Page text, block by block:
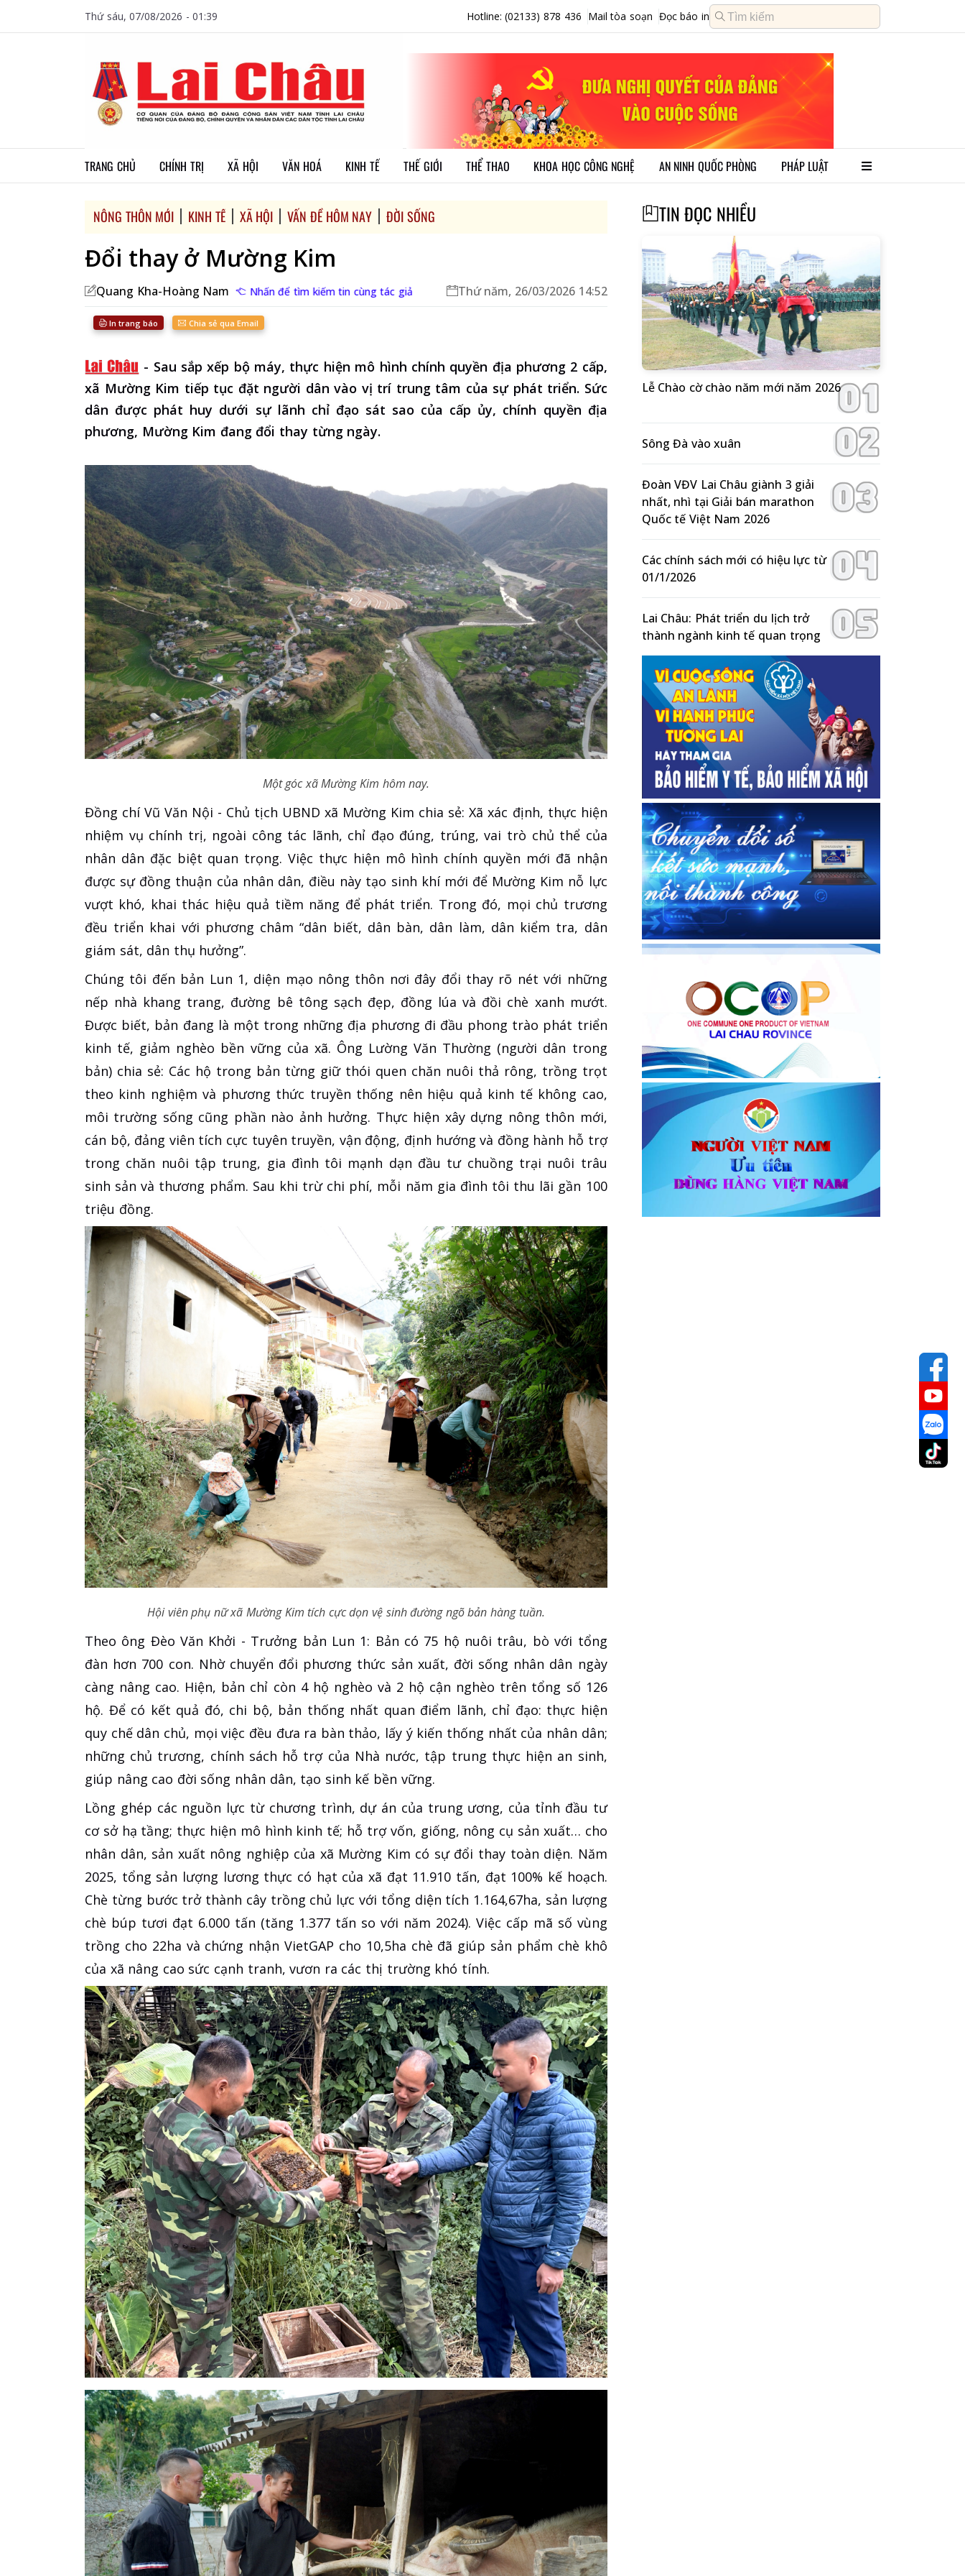
Thứ sáu, 07/08/2026 - 01:39 Hotline: (02133) 878 436 Mail tòa soạn Đọc báo in
TRANG CHỦ CHÍNH TRỊ XÃ HỘI VĂN HOÁ KINH TẾ THẾ GIỚI THỂ THAO KHOA HỌC CÔNG NGHỆ AN NINH QUỐC PHÒNG PHÁP LUẬT
NÔNG THÔN MỚI KINH TẾ XÃ HỘI VẤN ĐỀ HÔM NAY ĐỜI SỐNG
Đổi thay ở Mường Kim
Quang Kha-Hoàng Nam Nhấn để tìm kiếm tin cùng tác giả Thứ năm, 26/03/2026 14:52
In trang báo Chia sẻ qua Email
- Sau sắp xếp bộ máy, thực hiện mô hình chính quyền địa phương 2 cấp,
xã Mường Kim tiếp tục đặt người dân vào vị trí trung tâm của sự phát triển. Sức
dân được phát huy dưới sự lãnh chỉ đạo sát sao của cấp ủy, chính quyền địa
phương, Mường Kim đang đổi thay từng ngày.
Một góc xã Mường Kim hôm nay.
Đồng chí Vũ Văn Nội - Chủ tịch UBND xã Mường Kim chia sẻ: Xã xác định, thực hiện
nhiệm vụ chính trị, ngoài công tác lãnh, chỉ đạo đúng, trúng, vai trò chủ thể của
nhân dân đặc biệt quan trọng. Việc thực hiện mô hình chính quyền mới đã nhận
được sự đồng thuận của nhân dân, điều này tạo sinh khí mới để Mường Kim nỗ lực
vượt khó, khai thác hiệu quả tiềm năng để phát triển. Trong đó, mọi chủ trương
đều triển khai với phương châm “dân biết, dân bàn, dân làm, dân kiểm tra, dân
giám sát, dân thụ hưởng”.
Chúng tôi đến bản Lun 1, diện mạo nông thôn nơi đây đổi thay rõ nét với những
nếp nhà khang trang, đường bê tông sạch đẹp, đồng lúa và đồi chè xanh mướt.
Được biết, bản đang là một trong những địa phương đi đầu phong trào phát triển
kinh tế, giảm nghèo bền vững của xã. Ông Lường Văn Thường (người dân trong
bản) chia sẻ: Các hộ trong bản từng giữ thói quen chăn nuôi thả rông, trồng trọt
theo kinh nghiệm và phương thức truyền thống nên hiệu quả kinh tế không cao,
môi trường sống cũng phần nào ảnh hưởng. Thực hiện xây dựng nông thôn mới,
cán bộ, đảng viên tích cực tuyên truyền, vận động, định hướng và đồng hành hỗ trợ
trong chăn nuôi tập trung, gia đình tôi mạnh dạn đầu tư chuồng trại nuôi trâu
sinh sản và thương phẩm. Sau khi trừ chi phí, mỗi năm gia đình tôi thu lãi gần 100
triệu đồng.
Hội viên phụ nữ xã Mường Kim tích cực dọn vệ sinh đường ngõ bản hàng tuần.
Theo ông Đèo Văn Khởi - Trưởng bản Lun 1: Bản có 75 hộ nuôi trâu, bò với tổng
đàn hơn 700 con. Nhờ chuyển đổi phương thức sản xuất, đời sống nhân dân ngày
càng nâng cao. Hiện, bản chỉ còn 4 hộ nghèo và 2 hộ cận nghèo trên tổng số 126
hộ. Để có kết quả đó, chi bộ, bản thống nhất quan điểm lãnh, chỉ đạo: thực hiện
quy chế dân chủ, mọi việc đều đưa ra bàn thảo, lấy ý kiến thống nhất của nhân dân;
những chủ trương, chính sách hỗ trợ của Nhà nước, tập trung thực hiện an sinh,
giúp nâng cao đời sống nhân dân, tạo sinh kế bền vững.
Lồng ghép các nguồn lực từ chương trình, dự án của trung ương, của tỉnh đầu tư
cơ sở hạ tầng; thực hiện mô hình kinh tế; hỗ trợ vốn, giống, nông cụ sản xuất… cho
nhân dân, sản xuất nông nghiệp của xã Mường Kim có sự đổi thay toàn diện. Năm
2025, tổng sản lượng lương thực có hạt của xã đạt 11.910 tấn, đạt 100% kế hoạch.
Chè từng bước trở thành cây trồng chủ lực với tổng diện tích 1.164,67ha, sản lượng
chè búp tươi đạt 6.000 tấn (tăng 1.377 tấn so với năm 2024). Việc cấp mã số vùng
trồng cho 22ha và chứng nhận VietGAP cho 10,5ha chè đã giúp sản phẩm chè khô
của xã nâng cao sức cạnh tranh, vươn ra các thị trường khó tính.
TIN ĐỌC NHIỀU
Lễ Chào cờ chào năm mới năm 2026
Sông Đà vào xuân
Đoàn VĐV Lai Châu giành 3 giải
nhất, nhì tại Giải bán marathon
Quốc tế Việt Nam 2026
Các chính sách mới có hiệu lực từ
01/1/2026
Lai Châu: Phát triển du lịch trở
thành ngành kinh tế quan trọng